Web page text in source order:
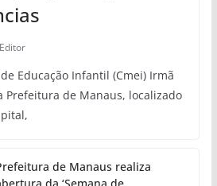
Editor
Educação Infantil (Cmei) Irmã
Prefeitura de Manaus, localizado
de Manaus realiza
da ‘Semana de